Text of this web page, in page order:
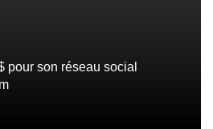
pour son réseau social